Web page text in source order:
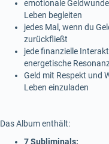
emotionale
Leben begleiten
jedes Mal, wenn du
zurückfließt
jede finanzielle
energetische
Geld mit Respekt und
Leben einzuladen
Das Album enthält:
7 Subliminals: